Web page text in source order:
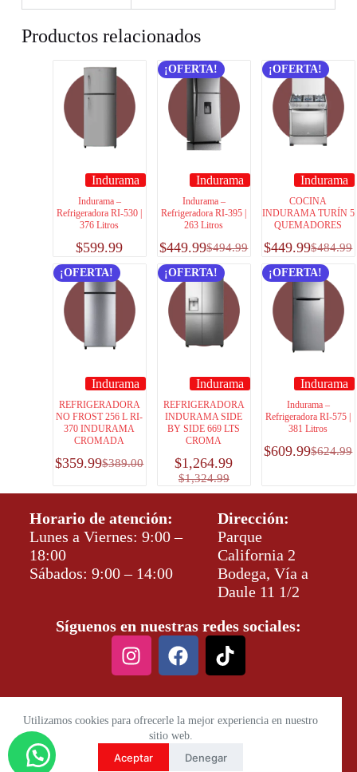
Utilizamos cookies para ofrecerle la mejor experiencia en nuestro
sitio web.
Aceptar Denegar
Productos relacionados
Indurama
Indurama –
Refrigeradora RI-530 |
376 Litros
$599.99
¡OFERTA!
Indurama
Indurama –
Refrigeradora RI-395 |
263 Litros
$494.99
$449.99
¡OFERTA!
Indurama
COCINA
INDURAMA TURÍN 5
QUEMADORES
$484.99
$449.99
¡OFERTA!
Indurama
REFRIGERADORA
NO FROST 256 L RI-
370 INDURAMA
CROMADA
$389.00
$359.99
¡OFERTA!
Indurama
REFRIGERADORA
INDURAMA SIDE
BY SIDE 669 LTS
CROMA
$1,324.99
$1,264.99
¡OFERTA!
Indurama
Indurama –
Refrigeradora RI-575 |
381 Litros
$624.99
$609.99
Horario de atención:
Lunes a Viernes: 9:00 –
18:00
Sábados: 9:00 – 14:00
Dirección:
Parque
California 2
Bodega, Vía a
Daule 11 1/2
Síguenos en nuestras redes sociales: